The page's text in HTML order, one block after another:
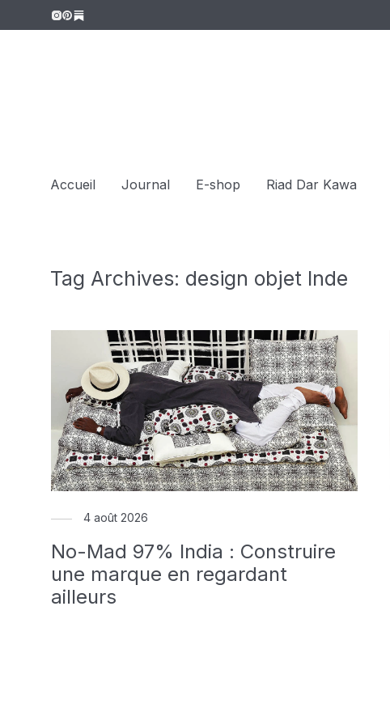
Accueil Journal E-shop Riad Dar Kawa
Tag Archives: design objet Inde
4 août 2026
No-Mad 97% India : Construire
une marque en regardant
ailleurs